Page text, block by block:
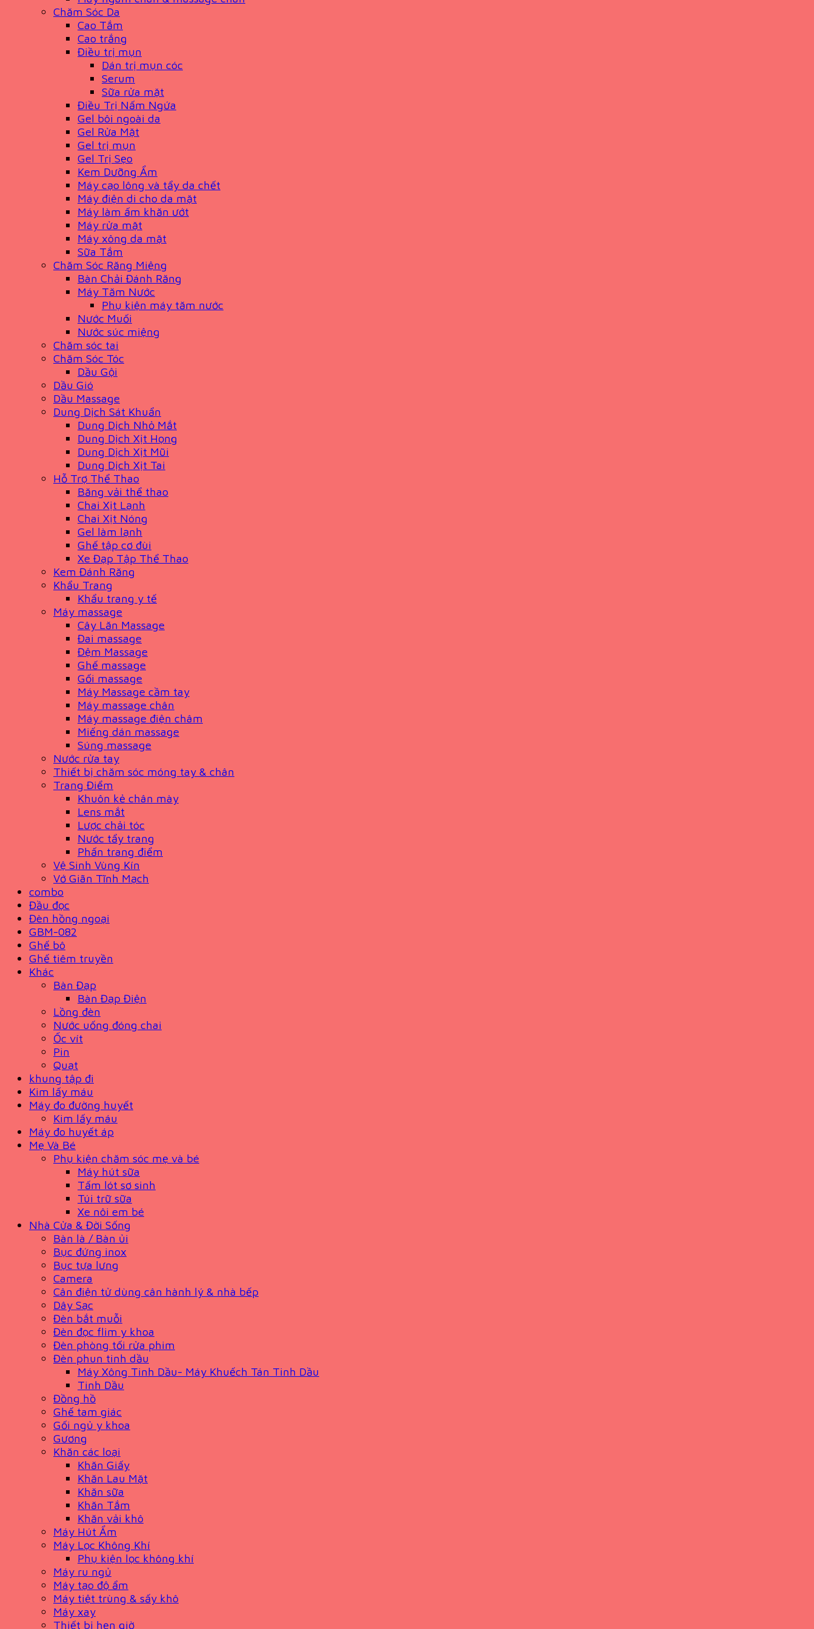
Chăm Sóc Da
Cao Tắm
Cao trắng
Điều trị mụn
Dán trị mụn cóc
Serum
Sữa rửa mặt
Điều Trị Nấm Ngứa
Gel bôi ngoài da
Gel Rửa Mặt
Gel trị mụn
Gel Trị Sẹo
Kem Dưỡng Ẩm
Máy cạo lông và tẩy da chết
Máy điện di cho da mặt
Máy làm ấm khăn ướt
Máy rửa mặt
Máy xông da mặt
Sữa Tắm
Chăm Sóc Răng Miệng
Bàn Chải Đánh Răng
Máy Tăm Nước
Phụ kiện máy tăm nước
Nước Muối
Nước súc miệng
Chăm sóc tai
Chăm Sóc Tóc
Dầu Gội
Dầu Gió
Dầu Massage
Dung Dịch Sát Khuẩn
Dung Dịch Nhỏ Mắt
Dung Dịch Xịt Họng
Dung Dịch Xịt Mũi
Dung Dịch Xịt Tai
Hỗ Trợ Thể Thao
Băng vải thể thao
Chai Xịt Lạnh
Chai Xịt Nóng
Gel làm lạnh
Ghế tập cơ đùi
Xe Đạp Tập Thể Thao
Kem Đánh Răng
Khẩu Trang
Khẩu trang y tế
Máy massage
Cây Lăn Massage
Đai massage
Đệm Massage
Ghế massage
Gối massage
Máy Massage cầm tay
Máy massage chân
Máy massage điện châm
Miếng dán massage
Súng massage
Nước rửa tay
Thiết bị chăm sóc móng tay & chân
Trang Điểm
Khuôn kẻ chân mày
Lens mắt
Lược chải tóc
Nước tẩy trang
Phấn trang điểm
Vệ Sinh Vùng Kín
Vớ Giãn Tĩnh Mạch
combo
Đầu đọc
Đèn hồng ngoại
GBM-082
Ghế bô
Ghế tiêm truyền
Khác
Bàn Đạp
Bàn Đạp Điện
Lồng đèn
Nước uống đóng chai
Ốc vít
Pin
Quạt
khung tập đi
Kim lấy máu
Máy đo đường huyết
Kim lấy máu
Máy đo huyết áp
Mẹ Và Bé
Phụ kiện chăm sóc mẹ và bé
Máy hút sữa
Tấm lót sơ sinh
Túi trữ sữa
Xe nôi em bé
Nhà Cửa & Đời Sống
Bàn là / Bàn ủi
Bục đứng inox
Bục tựa lưng
Camera
Cân điện tử dùng cân hành lý & nhà bếp
Dây Sạc
Đèn bắt muỗi
Đèn đọc flim y khoa
Đèn phòng tối rửa phim
Đèn phun tinh dầu
Máy Xông Tinh Dầu- Máy Khuếch Tán Tinh Dầu
Tinh Dầu
Đồng hồ
Ghế tam giác
Gối ngủ y khoa
Gương
Khăn các loại
Khăn Giấy
Khăn Lau Mặt
Khăn sữa
Khăn Tắm
Khăn vải khô
Máy Hút Ẩm
Máy Lọc Không Khí
Phụ kiện lọc không khí
Máy ru ngủ
Máy tạo độ ẩm
Máy tiệt trùng & sấy khô
Máy xay
Thiết bị hẹn giờ